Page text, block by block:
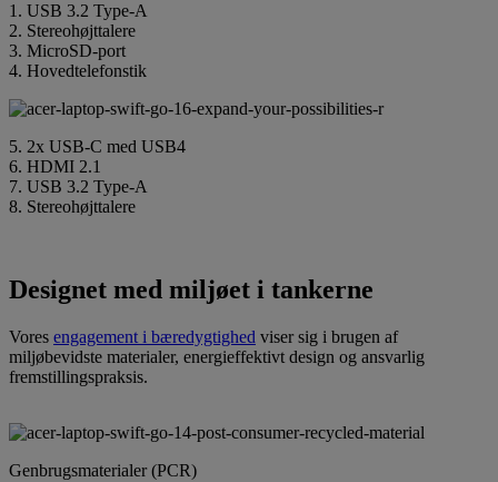
1. USB 3.2 Type-A
2. Stereohøjttalere
3. MicroSD-port
4. Hovedtelefonstik
5. 2x USB-C med USB4
6. HDMI 2.1
7. USB 3.2 Type-A
8. Stereohøjttalere
Designet med miljøet i tankerne
Vores engagement i bæredygtighed viser sig i brugen af
miljøbevidste materialer, energieffektivt design og ansvarlig
fremstillingspraksis.
Genbrugsmaterialer (PCR)